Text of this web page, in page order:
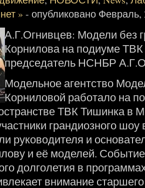
» - опубликовано Февраль,
А.Г.Огнивцев: Модели без
Корнилова на подиуме
председатель НСНБР
Модельное агентство
Корниловой работало на
ТВК Тишинка в
грандиозного
руководителя и
и её моделей.
долголетия в
внимание